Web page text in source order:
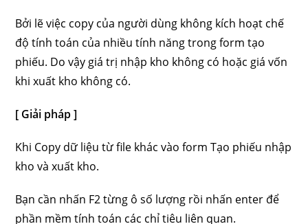
Bởi lẽ việc copy của người dùng không kích hoạt chế
độ tính toán của nhiều tính năng trong form tạo
phiếu. Do vậy giá trị nhập kho không có hoặc giá vốn
khi xuất kho không có.
[ Giải pháp ]
Khi Copy dữ liệu từ file khác vào form Tạo phiếu nhập
kho và xuất kho.
Bạn cần nhấn F2 từng ô số lượng rồi nhấn enter để
phần mềm tính toán các chỉ tiêu liên quan.